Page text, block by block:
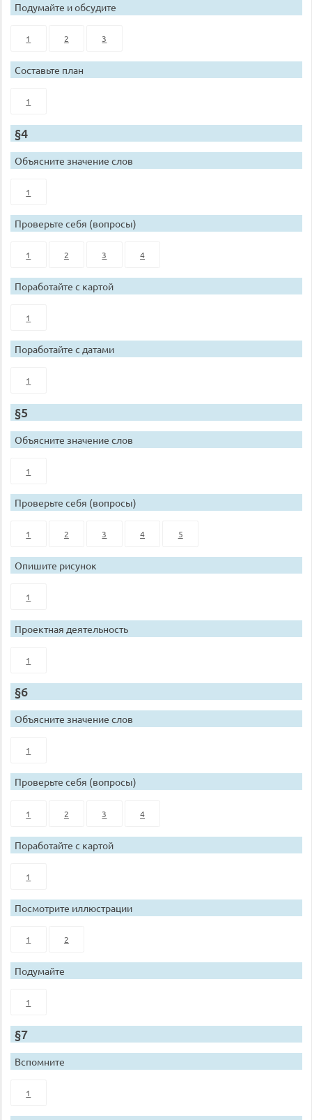
Подумайте и обсудите
1 2 3
Составьте план
1
§4
Объясните значение слов
1
Проверьте себя (вопросы)
1 2 3 4
Поработайте с картой
1
Поработайте с датами
1
§5
Объясните значение слов
1
Проверьте себя (вопросы)
1 2 3 4 5
Опишите рисунок
1
Проектная деятельность
1
§6
Объясните значение слов
1
Проверьте себя (вопросы)
1 2 3 4
Поработайте с картой
1
Посмотрите иллюстрации
1 2
Подумайте
1
§7
Вспомните
1